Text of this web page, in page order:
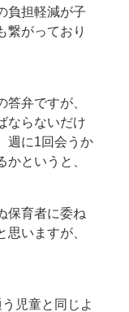
負担軽減が子
繋がっており
弁ですが、
ならないだけ
週に1回会うか
というと、
保育者に委ね
いますが、
児童と同じよ